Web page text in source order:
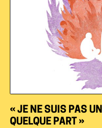
« JE NE SUIS PAS
QUELQUE PART »